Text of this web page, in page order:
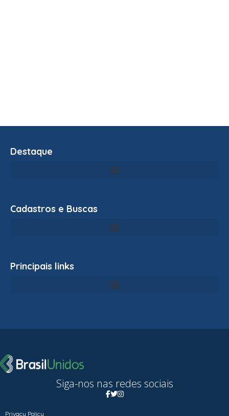
Destaque
Cadastros e Buscas
Principais links
Siga-nos nas redes sociais
Privacy Policy